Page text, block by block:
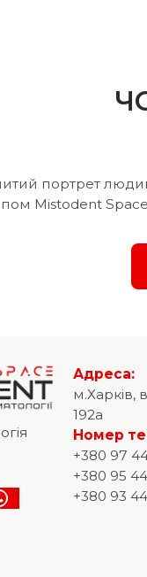
Адреса:
м.Харків,
192а
Номер
+380 97
+380 95
+380 93